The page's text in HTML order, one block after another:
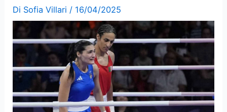
Di Sofia Villari / 16/04/2025